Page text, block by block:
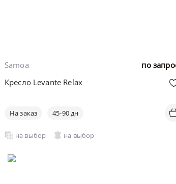
по
Samoa
Кресло Levante Relax
На заказ 45-90 дн
на выбор на выбор